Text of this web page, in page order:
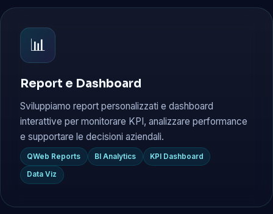
📊
Report e Dashboard
Sviluppiamo report personalizzati e dashboard
interattive per monitorare KPI, analizzare performance
e supportare le decisioni aziendali.
QWeb Reports BI Analytics KPI Dashboard
Data Viz